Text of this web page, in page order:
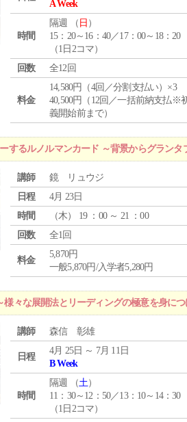
A Week
時間
隔週 （ 日 ）
15：20～16：40／17：00～18：20
（1日2コマ）
回数
全12回
料金
14,580円（4回／分割支払い）×3
40,500円（12回／一括前納支払※
義開始前まで）
するルノルマンカード ～背景からグランタ
講師
鏡 リュウジ
日程
4月 23日
時間
（木） 19 ：00 ～ 21 ：00
回数
全1回
料金
5,870円
一般5,870円/入学者5,280円
々な展開法とリーディングの極意を身につ
講師 森信 彰雄
日程
4月 25日 ～ 7月 11日
B Week
時間
隔週 （土）
11：30～12：50／13：10～14：30
（1日2コマ）